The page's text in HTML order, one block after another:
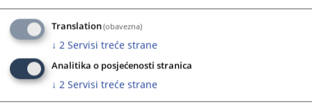
Translation(obavezna)
↓ 2 Servisi treće strane
Analitika o posjećenosti stranica
↓ 2 Servisi treće strane